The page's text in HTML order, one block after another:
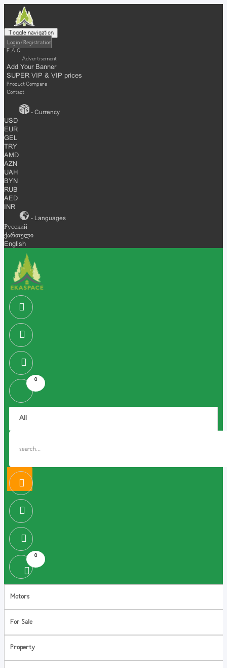
Toggle navigation
Login / Registration
F.A.Q
Advertisement
Add Your Banner
SUPER VIP & VIP prices
Product Compare
Contact
- Currency
USD
EUR
GEL
TRY
AMD
AZN
UAH
BYN
RUB
AED
INR
- Languages
Русский
ქართული
English
0
0
Motors
For Sale
Property